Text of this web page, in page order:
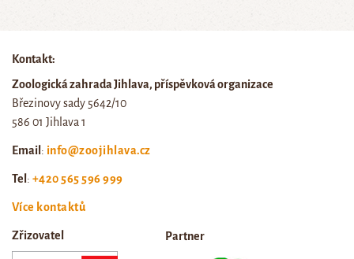
Kontakt:
Zoologická zahrada Jihlava, příspěvková organizace
Březinovy sady 5642/10
586 01 Jihlava 1
Email: info@zoojihlava.cz
Tel: +420 565 596 999
Více kontaktů
Zřizovatel Partner